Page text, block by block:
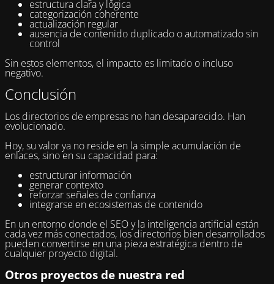
estructura clara y lógica
categorización coherente
actualización regular
ausencia de contenido duplicado o automatizado sin
control
Sin estos elementos, el impacto es limitado o incluso
negativo.
Conclusión
Los directorios de empresas no han desaparecido. Han
evolucionado.
Hoy, su valor ya no reside en la simple acumulación de
enlaces, sino en su capacidad para:
estructurar información
generar contexto
reforzar señales de confianza
integrarse en ecosistemas de contenido
En un entorno donde el SEO y la inteligencia artificial están
cada vez más conectados, los directorios bien desarrollados
pueden convertirse en una pieza estratégica dentro de
cualquier proyecto digital.
Otros proyectos de nuestra red